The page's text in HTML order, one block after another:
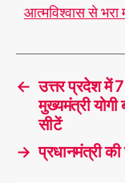
आत्मविश्वास से भरा
← उत्तर प्रदेश में
मुख्यमंत्री
सीटें
→ प्रधानमंत्री